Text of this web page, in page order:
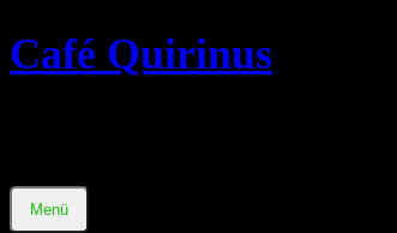
Zum
Inhalt
springen
Café Quirinus
Menü